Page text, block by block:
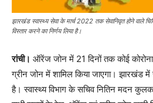
झारखंड स्वास्थ्य सेवा के मार्च 2022 तक सेवानिवृत होने वाले
विस्तार करने का निर्णय लिया है।
रांची। ऑरेंज जोन में 21 दिनों तक कोई
ग्रीन जोन में शामिल किया जाएगा। झारखंड में
है। स्वास्थ्य विभाग के सचिव नितिन मदन